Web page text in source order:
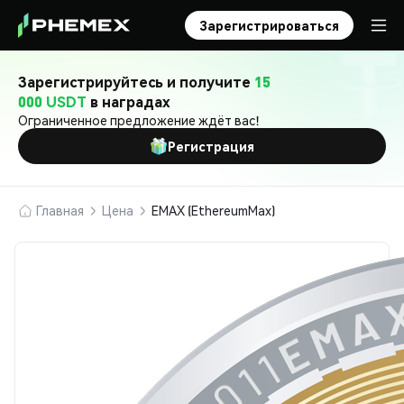
Зарегистрироваться
Зарегистрируйтесь и получите 15
000 USDT в наградах
Ограниченное предложение ждёт вас!
Регистрация
Главная Цена EMAX (EthereumMax)